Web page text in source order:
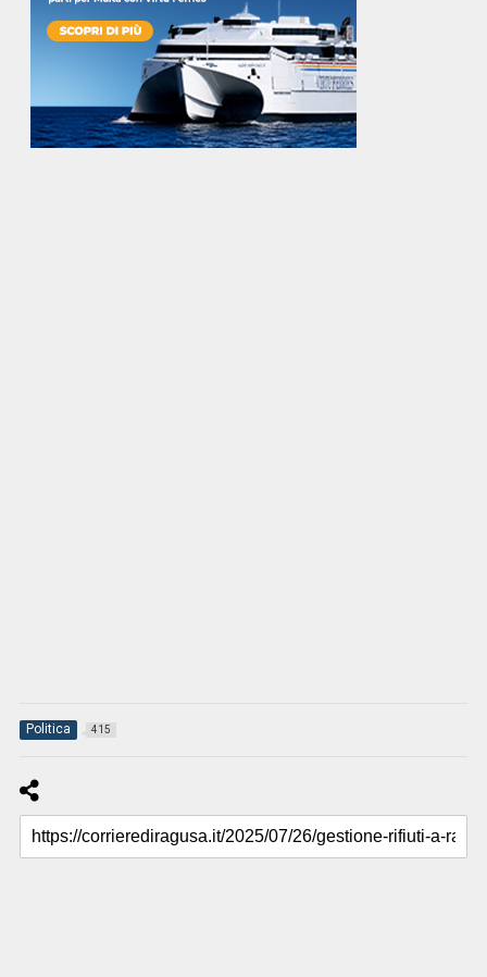
Politica 415